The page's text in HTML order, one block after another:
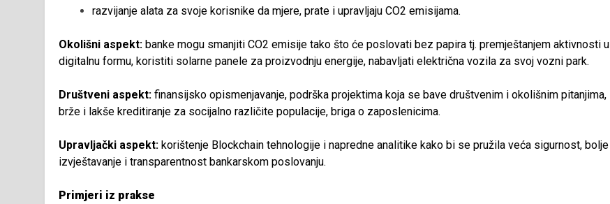
razvijanje alata za svoje korisnike da mjere, prate i upravljaju CO2 emisijama.
Okolišni aspekt: banke mogu smanjiti CO2 emisije tako što će poslovati bez papira tj. premještanjem aktivnosti u
digitalnu formu, koristiti solarne panele za proizvodnju energije, nabavljati električna vozila za svoj vozni park.
Društveni aspekt: finansijsko opismenjavanje, podrška projektima koja se bave društvenim i okolišnim pitanjima,
brže i lakše kreditiranje za socijalno različite populacije, briga o zaposlenicima.
Upravljački aspekt: korištenje Blockchain tehnologije i napredne analitike kako bi se pružila veća sigurnost, bolje
izvještavanje i transparentnost bankarskom poslovanju.
Primjeri iz prakse